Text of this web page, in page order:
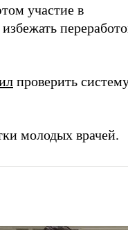
участие в
проверить
молодых врачей.